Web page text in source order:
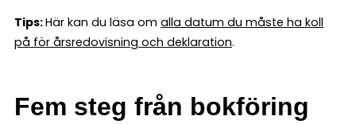
Tips:Här kan du läsa om alla datum du måste ha koll
på för årsredovisning och deklaration.
Fem steg från bokföring